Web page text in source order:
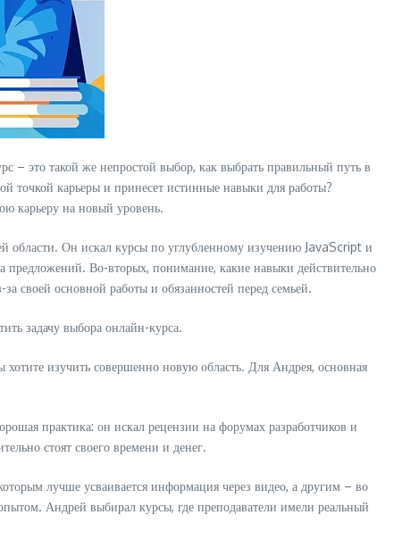
– это такой же непростой выбор, как выбрать правильный путь в
точкой карьеры и принесет истинные навыки для работы?
карьеру на новый уровень.
области. Он искал курсы по углубленному изучению JavaScript и
предложений. Во-вторых, понимание, какие навыки действительно
своей основной работы и обязанностей перед семьей.
задачу выбора онлайн-курса.
изучить совершенно новую область. Для Андрея, основная
практика: он искал рецензии на форумах разработчиков и
стоят своего времени и денег.
лучше усваивается информация через видео, а другим – во
Андрей выбирал курсы, где преподаватели имели реальный